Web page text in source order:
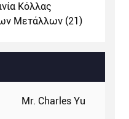
Κόλλας
Μετάλλων (21)
Mr. Charles Yu